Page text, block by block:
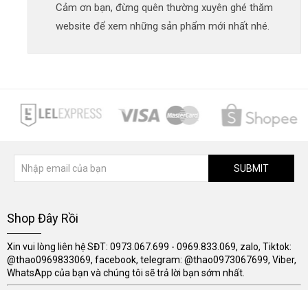
Cảm ơn bạn, đừng quên thường xuyên ghé thăm
website để xem những sản phẩm mới nhất nhé.
SUBMIT
Shop Đây Rồi
Xin vui lòng liên hệ SĐT: 0973.067.699 - 0969.833.069, zalo, Tiktok:
@thao0969833069, facebook, telegram: @thao0973067699, Viber,
WhatsApp của bạn và chúng tôi sẽ trả lời bạn sớm nhất.